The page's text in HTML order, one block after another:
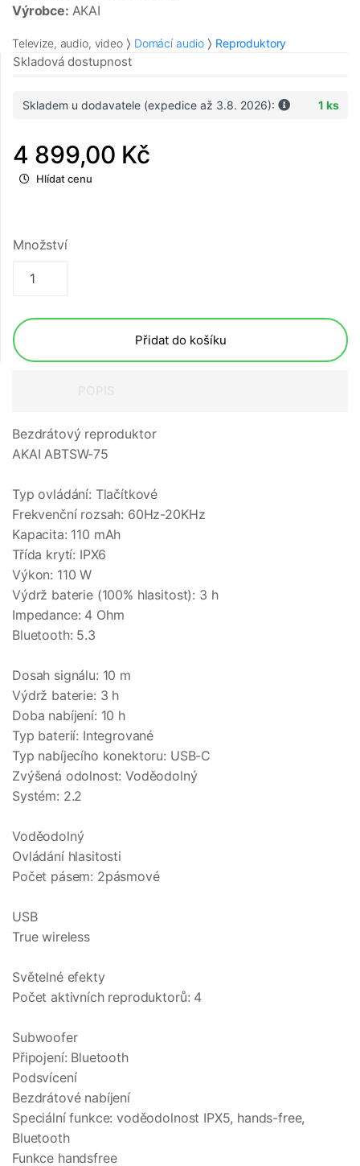
Výrobce: AKAI
Televize, audio, video Domácí audio Reproduktory
Skladová dostupnost
Skladem u dodavatele (expedice až 3.8. 2026): 1 ks
4 899,00 Kč
Hlídat cenu
Množství
Přidat do košíku
Bezdrátový reproduktor
AKAI ABTSW-75
Typ ovládání: Tlačítkové
Frekvenční rozsah: 60Hz-20KHz
Kapacita: 110 mAh
Třída krytí: IPX6
Výkon: 110 W
Výdrž baterie (100% hlasitost): 3 h
Impedance: 4 Ohm
Bluetooth: 5.3
Dosah signálu: 10 m
Výdrž baterie: 3 h
Doba nabíjení: 10 h
Typ baterií: Integrované
Typ nabíjecího konektoru: USB-C
Zvýšená odolnost: Voděodolný
Systém: 2.2
Voděodolný
Ovládání hlasitosti
Počet pásem: 2pásmové
USB
True wireless
Světelné efekty
Počet aktivních reproduktorů: 4
Subwoofer
Připojení: Bluetooth
Podsvícení
Bezdrátové nabíjení
Speciální funkce: voděodolnost IPX5, hands-free,
Bluetooth
Funkce handsfree